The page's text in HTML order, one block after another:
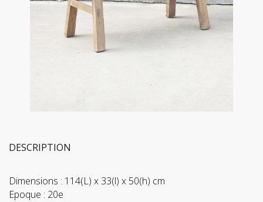
DESCRIPTION
Dimensions : 114(L) x 33(l) x 50(h) cm
Epoque : 20e